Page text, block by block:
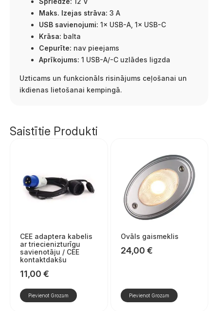
Maks. Izejas strāva: 3 A
USB savienojumi: 1× USB-A, 1× USB-C
Krāsa: balta
Cepurīte: nav pieejams
Aprīkojums: 1 USB-A/-C uzlādes ligzda
Uzticams un funkcionāls risinājums ceļošanai un
ikdienas lietošanai kempingā.
Saistītie Produkti
CEE adaptera kabelis
ar triecienizturīgu
savienotāju / CEE
kontaktdakšu
11,00 €
Pievienot Grozam
Ovāls gaismeklis
24,00 €
Pievienot Grozam